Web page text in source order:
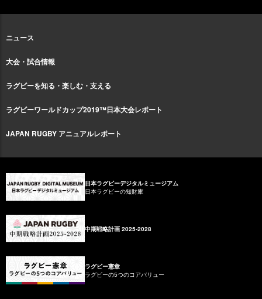
ニュース
大会・試合情報
ラグビーを知る・楽しむ・支える
ラグビーワールドカップ2019™日本大会レポート
JAPAN RUGBY アニュアルレポート
日本ラグビーデジタルミュージアム
日本ラグビーの知財庫
中期戦略計画 2025-2028
ラグビー憲章
ラグビーの5つのコアバリュー